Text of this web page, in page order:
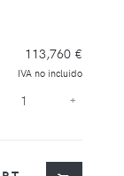
113,760 €
IVA no incluido
+